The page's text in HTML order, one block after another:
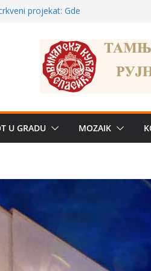
može li
projekat: Gde
i sekularne
traženije Španija,
mira dočekao
U GRADU MOZAIK